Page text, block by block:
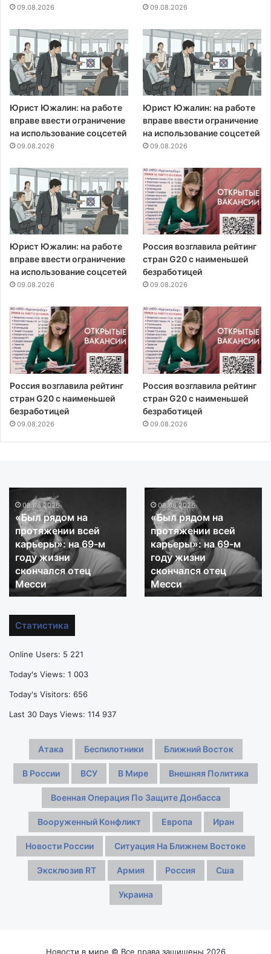
09.08.2026 09.08.2026
Юрист Южалин: на работе
вправе ввести ограничение
на использование соцсетей
09.08.2026
Юрист Южалин: на работе
вправе ввести ограничение
на использование соцсетей
09.08.2026
Юрист Южалин: на работе
вправе ввести ограничение
на использование соцсетей
09.08.2026
Россия возглавила рейтинг
стран G20 с наименьшей
безработицей
09.08.2026
Россия возглавила рейтинг
стран G20 с наименьшей
безработицей
09.08.2026
Россия возглавила рейтинг
стран G20 с наименьшей
безработицей
09.08.2026
«Был
рядом
на
протяжении
всей
карьеры»:
на
69-
м
жизни
Месси
08.08.2026
«Был рядом на
протяжении всей
карьеры»: на 69-м
году жизни
скончался отец
Месси
«Был
рядом
на
протяжении
всей
карьеры»:
на
69-
м
08.08.2026
«Был рядом на
протяжении всей
карьеры»: на 69-м
году жизни
скончался отец
Месси
Статистика
Online Users: 5 221
Today's Views: 1 003
Today's Visitors: 656
Last 30 Days Views: 114 937
Атака Беспилотники Ближний Восток
В России ВСУ В Мире Внешняя Политика
Военная Операция По Защите Донбасса
Вооруженный Конфликт Европа Иран
Новости России Ситуация На Ближнем Востоке
Эксклюзив RT Армия Россия Сша
Украина
Новости в мире © Все права защищены 2026